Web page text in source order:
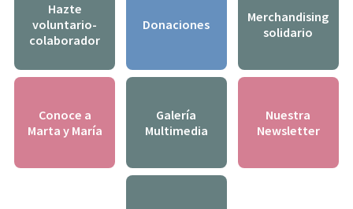
Hazte
voluntario-
colaborador
Donaciones
Merchandising
solidario
Conoce a
Marta y María
Galería
Multimedia
Nuestra
Newsletter